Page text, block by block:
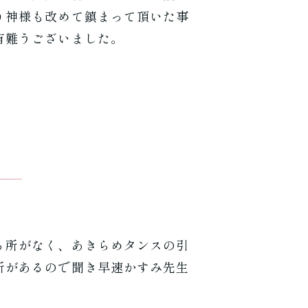
様も改めて鎮まって頂いた事
うございました。
がなく、あきらめタンスの引
あるので聞き早速かすみ先生